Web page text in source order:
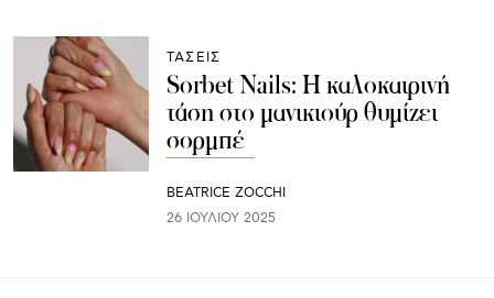
ΤΑΣΕΙΣ
Sorbet Nails: Η καλοκαιρινή
τάση στο μανικιούρ θυμίζει
σορμπέ
BEATRICE ZOCCHI
26 ΙΟΥΛΊΟΥ 2025